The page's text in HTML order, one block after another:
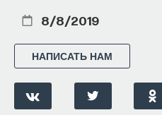
8/8/2019
НАПИСАТЬ НАМ